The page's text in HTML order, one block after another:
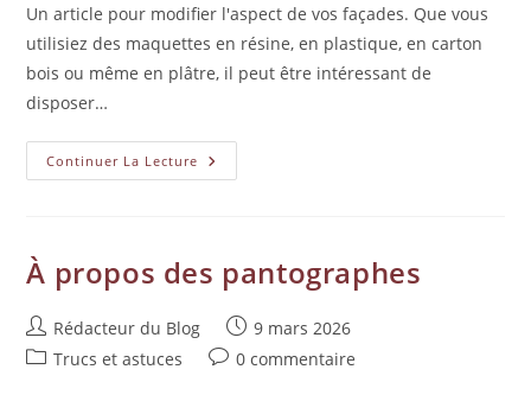
Un article pour modifier l'aspect de vos façades. Que vous
utilisiez des maquettes en résine, en plastique, en carton
bois ou même en plâtre, il peut être intéressant de
disposer…
Continuer La Lecture
À propos des pantographes
Rédacteur du Blog
9 mars 2026
Trucs et astuces
0 commentaire